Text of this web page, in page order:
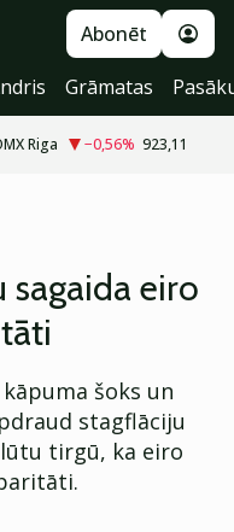
Abonēt
Grāmatas
Riga −0,56% 923,11
sagaida eiro
šoks un
stagflāciju
tirgū, ka eiro